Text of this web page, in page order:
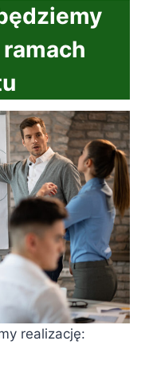
realizację: